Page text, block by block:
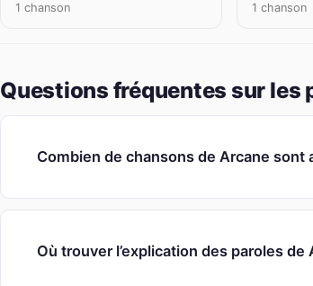
1 chanson 1 chanson
Questions fréquentes sur les
Combien de chansons de Arcane sont
Où trouver l’explication des paroles de